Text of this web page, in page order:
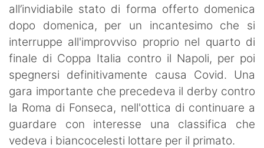
all’invidiabile stato di forma offerto domenica
dopo domenica, per un incantesimo che si
interruppe all'improvviso proprio nel quarto di
finale di Coppa Italia contro il Napoli, per poi
spegnersi definitivamente causa Covid. Una
gara importante che precedeva il derby contro
la Roma di Fonseca, nell'ottica di continuare a
guardare con interesse una classifica che
vedeva i biancocelesti lottare per il primato.